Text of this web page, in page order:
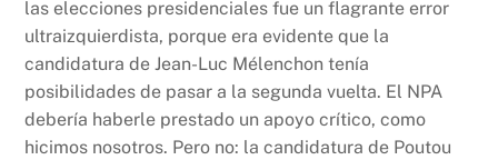
las elecciones presidenciales fue un flagrante error
ultraizquierdista, porque era evidente que la
candidatura de Jean-Luc Mélenchon tenía
posibilidades de pasar a la segunda vuelta. El NPA
debería haberle prestado un apoyo crítico, como
hicimos nosotros. Pero no: la candidatura de Poutou